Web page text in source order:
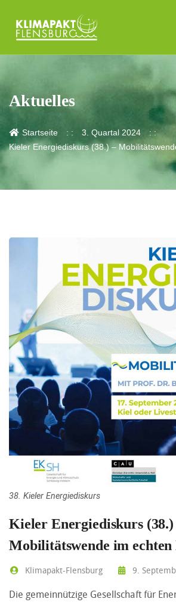
Aktuelles
Startseite
3. Quartal 2024
Kieler Energiediskurs (38.) –
38. Kieler Energiediskurs
Kieler Energiediskurs (38.)
Mobilitätswende im echten
Klimapakt-Flensburg 9.
Die gemeinnützige Gesellschaft für